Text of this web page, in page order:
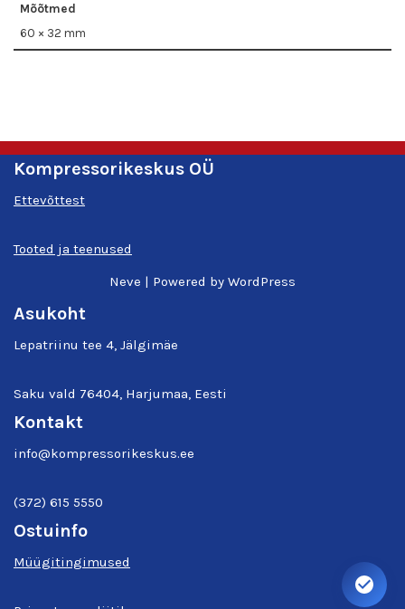
Mõõtmed
60 × 32 mm
Kompressorikeskus OÜ
Ettevõttest
Tooted ja teenused
Neve | Powered by WordPress
Asukoht
Lepatriinu tee 4, Jälgimäe
Saku vald 76404, Harjumaa, Eesti
Kontakt
info@kompressorikeskus.ee
(372) 615 5550
Ostuinfo
Müügitingimused